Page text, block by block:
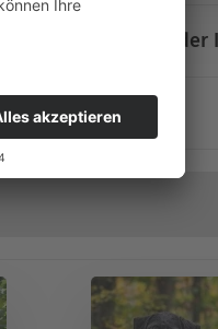
Zeus von der